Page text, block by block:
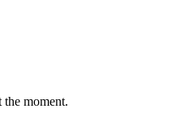
the moment.